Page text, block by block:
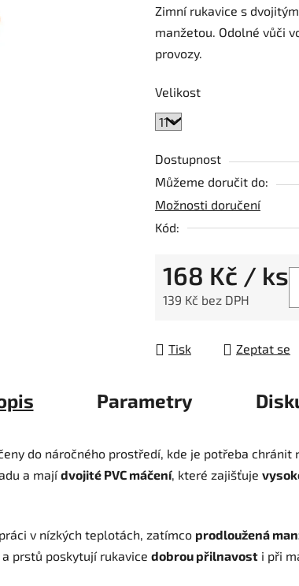
Zimní rukavice s
manžetou. Odolné vůči
provozy.
Velikost
Dostupnost
Můžeme doručit do:
Možnosti doručení
Kód:
168 Kč / ks
139 Kč bez DPH
Tisk Zeptat se
Parametry
do náročného prostředí, kde je potřeba chránit
a majídvojité PVC máčení, které zajišťuje
v nízkých teplotách, zatímco prodloužená
prstů poskytují rukavice dobrou přilnavost i při